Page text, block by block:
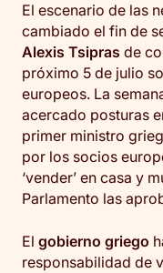
El escenario de las
cambiado el fin de
Alexis Tsipras de
próximo 5 de julio
europeos. La
acercado posturas
primer ministro
por los socios
‘vender’ en casa y
Parlamento las
El gobierno griego
responsabilidad de